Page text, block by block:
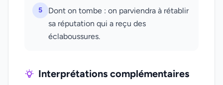
5
Dont on tombe : on parviendra à rétablir
sa réputation qui a reçu des
éclaboussures.
Interprétations complémentaires